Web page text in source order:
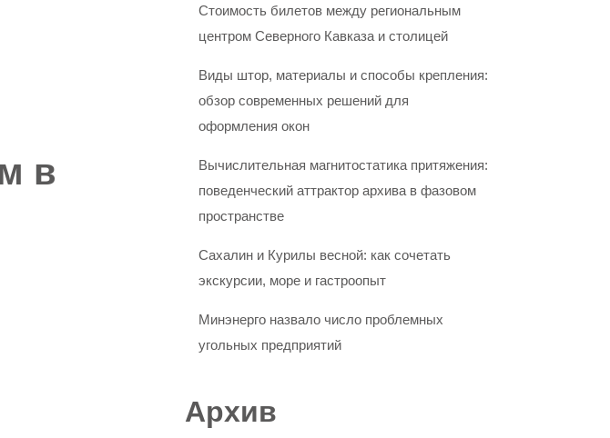
в
Стоимость билетов между региональным
центром Северного Кавказа и столицей
Виды штор, материалы и способы крепления:
обзор современных решений для
оформления окон
Вычислительная магнитостатика притяжения:
поведенческий аттрактор архива в фазовом
пространстве
Сахалин и Курилы весной: как сочетать
экскурсии, море и гастроопыт
Минэнерго назвало число проблемных
угольных предприятий
Архив